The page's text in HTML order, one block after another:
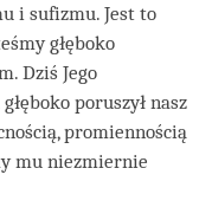
i sufizmu. Jest to
głęboko
Dziś Jego
poruszył nasz
promiennością
mu niezmiernie